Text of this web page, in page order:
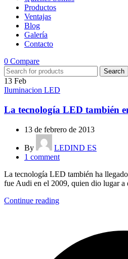
Productos
Ventajas
Blog
Galería
Contacto
0 Compare
Search
13 Feb
Iluminacion LED
La tecnología LED también
13 de febrero de 2013
By
LEDIND ES
1 comment
La tecnología LED también ha
fue Audi en el 2009, quien dio lugar a
Continue reading